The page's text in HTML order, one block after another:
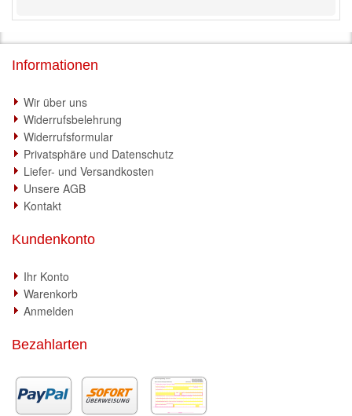
Informationen
Wir über uns
Widerrufsbelehrung
Widerrufsformular
Privatsphäre und Datenschutz
Liefer- und Versandkosten
Unsere AGB
Kontakt
Kundenkonto
Ihr Konto
Warenkorb
Anmelden
Bezahlarten